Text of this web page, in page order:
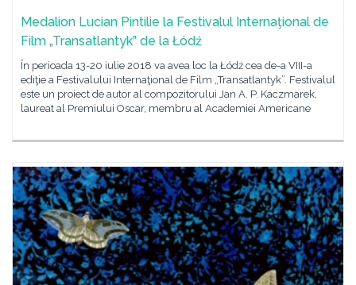
Medalion Lucian Pintilie la Festivalul Internaţional de
Film „Transatlantyk” de la Łódź
În perioada 13-20 iulie 2018 va avea loc la Łódź cea de-a VIII-a
ediţie a Festivalului Internaţional de Film „Transatlantyk”. Festivalul
este un proiect de autor al compozitorului Jan A. P. Kaczmarek,
laureat al Premiului Oscar, membru al Academiei Americane